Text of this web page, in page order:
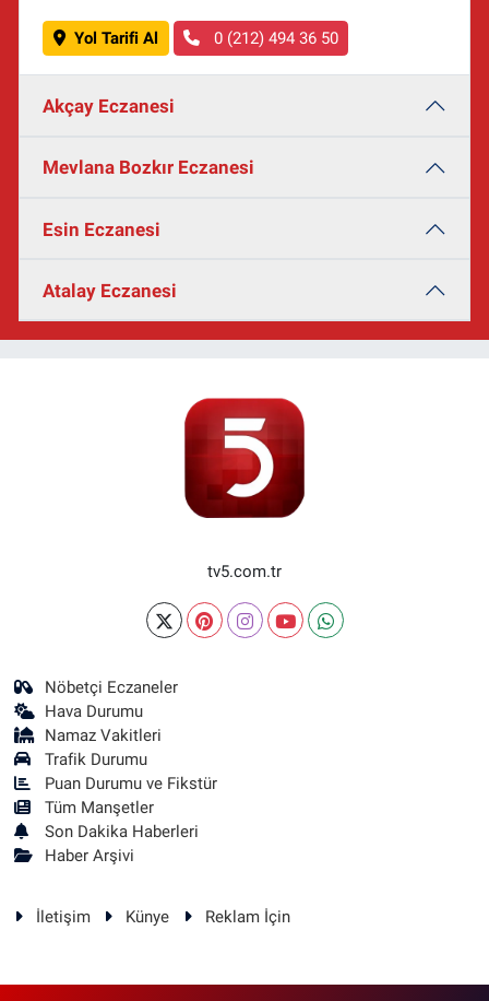
Yol Tarifi Al 0 (212) 494 36 50
Akçay Eczanesi
Mevlana Bozkır Eczanesi
Esin Eczanesi
Atalay Eczanesi
tv5.com.tr
Nöbetçi Eczaneler
Hava Durumu
Namaz Vakitleri
Trafik Durumu
Puan Durumu ve Fikstür
Tüm Manşetler
Son Dakika Haberleri
Haber Arşivi
İletişim Künye Reklam İçin